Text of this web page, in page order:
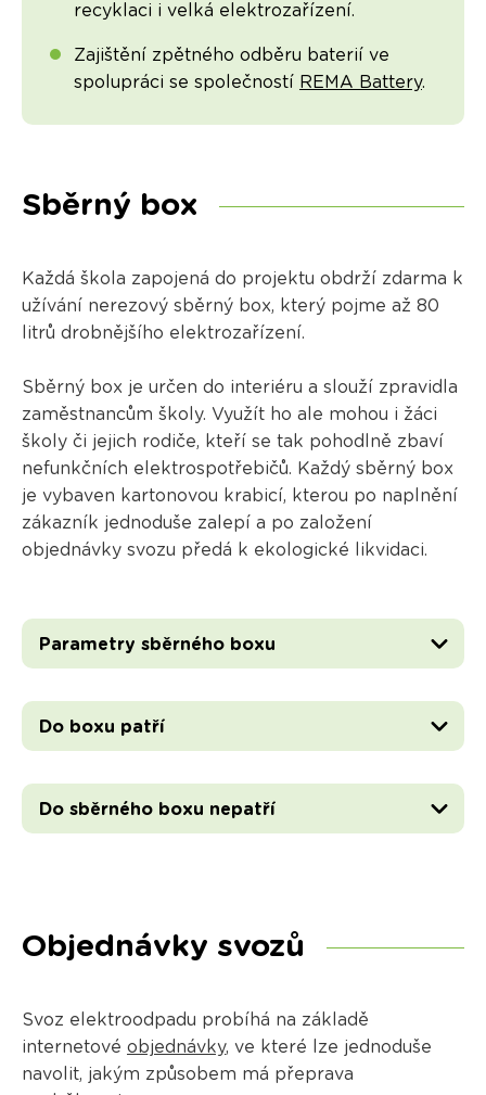
recyklaci i velká elektrozařízení.
Zajištění zpětného odběru baterií ve
spolupráci se společností REMA Battery.
Sběrný box
Každá škola zapojená do projektu obdrží zdarma k
užívání nerezový sběrný box, který pojme až 80
litrů drobnějšího elektrozařízení.
Sběrný box je určen do interiéru a slouží zpravidla
zaměstnancům školy. Využít ho ale mohou i žáci
školy či jejich rodiče, kteří se tak pohodlně zbaví
nefunkčních elektrospotřebičů. Každý sběrný box
je vybaven kartonovou krabicí, kterou po naplnění
zákazník jednoduše zalepí a po založení
objednávky svozu předá k ekologické likvidaci.
Parametry sběrného boxu
Do boxu patří
Do sběrného boxu nepatří
Objednávky svozů
Svoz elektroodpadu probíhá na základě
internetové objednávky, ve které lze jednoduše
navolit, jakým způsobem má přeprava